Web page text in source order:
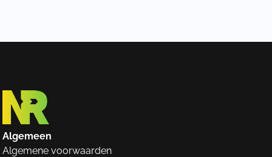
Algemeen
Algemene voorwaarden